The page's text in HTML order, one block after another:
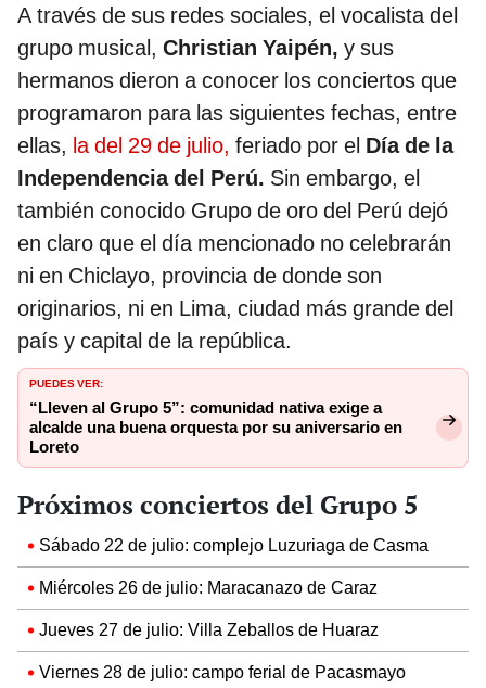
A través de sus redes sociales, el vocalista del
grupo musical, Christian Yaipén, y sus
hermanos dieron a conocer los conciertos que
programaron para las siguientes fechas, entre
ellas, la del 29 de julio, feriado por el Día de la
Independencia del Perú. Sin embargo, el
también conocido Grupo de oro del Perú dejó
en claro que el día mencionado no celebrarán
ni en Chiclayo, provincia de donde son
originarios, ni en Lima, ciudad más grande del
país y capital de la república.
PUEDES VER:
“Lleven al Grupo 5”: comunidad nativa exige a
alcalde una buena orquesta por su aniversario en
Loreto
Próximos conciertos del Grupo 5
Sábado 22 de julio: complejo Luzuriaga de Casma
Miércoles 26 de julio: Maracanazo de Caraz
Jueves 27 de julio: Villa Zeballos de Huaraz
Viernes 28 de julio: campo ferial de Pacasmayo